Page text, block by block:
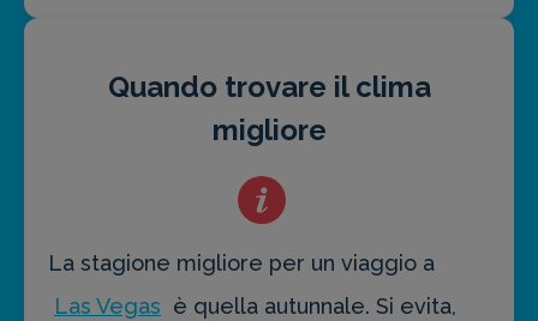
Quando trovare il clima
migliore
La stagione migliore per un viaggio a
Las Vegas è quella autunnale. Si evita,